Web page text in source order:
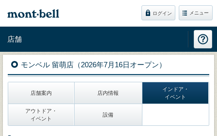
ログイン メニュー
店舗
モンベル 留萌店（2026年7月16日オープン）
店舗案内 店内情報
インドア・
イベント
アウトドア・
イベント
設備